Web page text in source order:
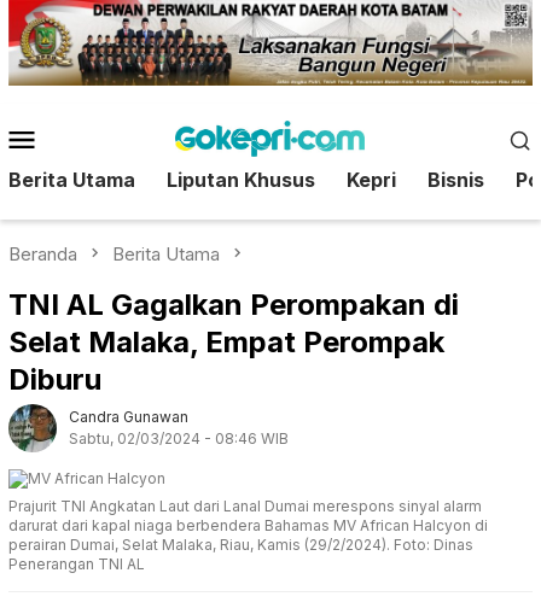
Loncat
ke
konten
Mobile
Berita Utama Liputan Khusus Kepri Bisnis
Beranda Berita Utama
TNI AL Gagalkan Perompakan di
Selat Malaka, Empat Perompak
Diburu
Candra Gunawan
Sabtu, 02/03/2024 - 08:46 WIB
Prajurit TNI Angkatan Laut dari Lanal Dumai merespons sinyal alarm
darurat dari kapal niaga berbendera Bahamas MV African Halcyon di
perairan Dumai, Selat Malaka, Riau, Kamis (29/2/2024). Foto: Dinas
Penerangan TNI AL